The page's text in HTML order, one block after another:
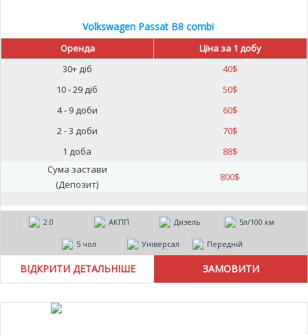
Volkswagen Passat B8 combi
Оренда
Ціна за 1 добу
30+ діб
40$
10 - 29 діб
50$
4 - 9 доби
60$
2 - 3 доби
70$
1 доба
88$
Сума застави
(Депозит)
800$
2.0 АКПП Дизель 5л/100 км
5 чол Універсал Передній
ВІДКРИТИ ДЕТАЛЬНІШЕ